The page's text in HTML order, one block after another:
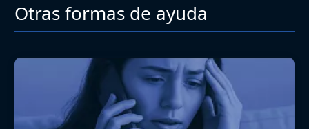
Otras formas de ayuda